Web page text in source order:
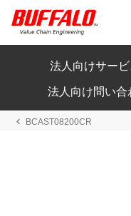
法人向けサー
法人向け問い合
BCAST08200CR